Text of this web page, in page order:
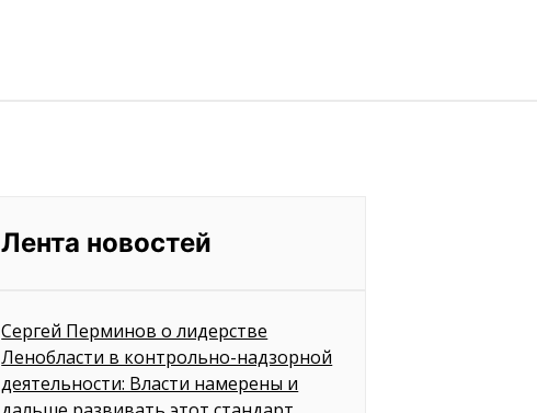
Лента новостей
Сергей Перминов о лидерстве
Ленобласти в контрольно-надзорной
деятельности: Власти намерены и